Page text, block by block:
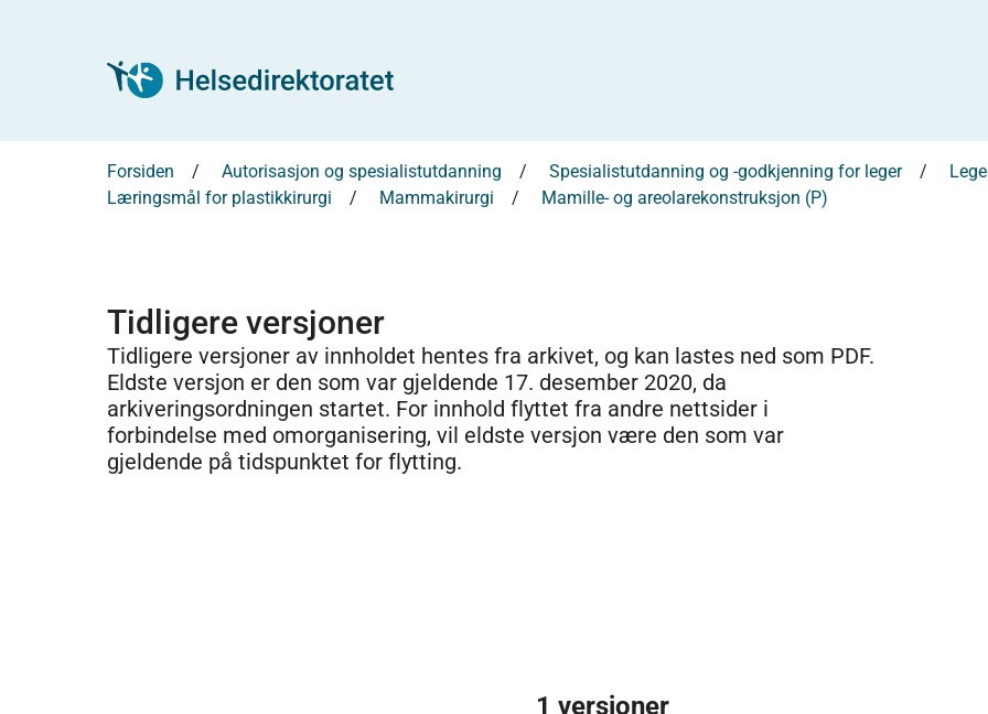
Forsiden Autorisasjon og spesialistutdanning Spesialistutdanning og -godkjenning for leger
Læringsmål for plastikkirurgi
Mammakirurgi Mamille- og areolarekonstruksjon (P)
Tidligere versjoner
Tidligere versjoner av innholdet hentes fra arkivet, og kan lastes ned som PDF.
Eldste versjon er den som var gjeldende 17. desember 2020, da
arkiveringsordningen startet. For innhold flyttet fra andre nettsider i
forbindelse med omorganisering, vil eldste versjon være den som var
gjeldende på tidspunktet for flytting.
1 versjoner